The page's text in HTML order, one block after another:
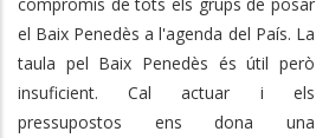
el Baix Penedès a l'agenda del País. La
taula pel Baix Penedès és útil però
insuficient. Cal actuar i els
pressupostos ens dona una